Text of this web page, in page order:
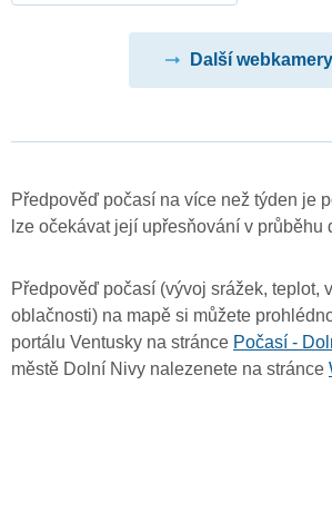
Další webkamery
Předpověď počasí na více než týden je
lze očekávat její upřesňování v průběhu
Předpověď počasí (vývoj srážek, teplot,
oblačnosti) na mapě si můžete
portálu Ventusky na stránce Počasí -
městě Dolní Nivy nalezenete na stránce